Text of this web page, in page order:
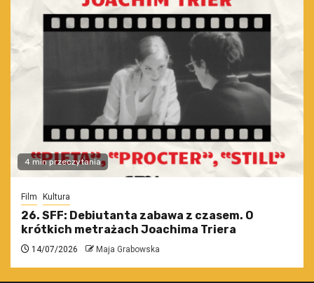
4 min przeczytania
Film Kultura
26. SFF: Debiutanta zabawa z czasem. O
krótkich metrażach Joachima Triera
14/07/2026 Maja Grabowska